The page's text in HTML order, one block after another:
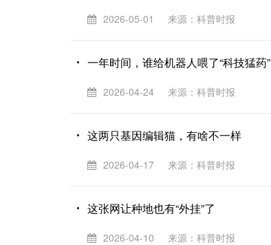
2026-05-01 来源：科普时报
一年时间，谁给机器人喂了“科技猛药”
2026-04-24 来源：科普时报
这两只基因编辑猫，有啥不一样
2026-04-17 来源：科普时报
这张网让种地也有“外挂”了
2026-04-10 来源：科普时报